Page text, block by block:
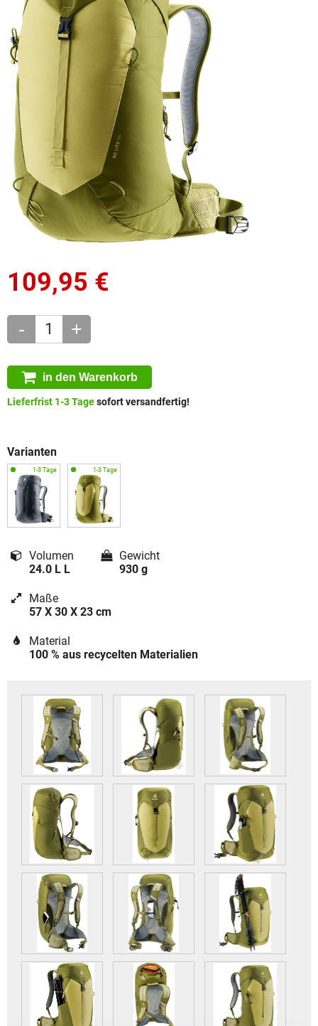
109,95 €
- +
in den Warenkorb
Lieferfrist 1-3 Tagesofort versandfertig!
Varianten
Volumen
24.0 L L
Gewicht
930 g
Maße
57 X 30 X 23 cm
Material
100 % aus recycelten Materialien